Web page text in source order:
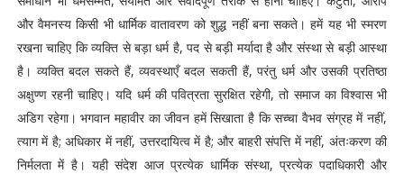
और वैमनस्य किसी भी धार्मिक वातावरण को शुद्ध नहीं बना सकते। हमें यह भी स्मरण
रखना चाहिए कि व्यक्ति से बड़ा धर्म है, पद से बड़ी मर्यादा है और संस्था से बड़ी आस्था
है। व्यक्ति बदल सकते हैं, व्यवस्थाएँ बदल सकती हैं, परंतु धर्म और उसकी प्रतिष्ठा
अक्षुण्ण रहनी चाहिए। यदि धर्म की पवित्रता सुरक्षित रहेगी, तो समाज का विश्वास भी
अडिग रहेगा। भगवान महावीर का जीवन हमें सिखाता है कि सच्चा वैभव संग्रह में नहीं,
त्याग में है; अधिकार में नहीं, उत्तरदायित्व में है; और बाहरी संपत्ति में नहीं, अंतःकरण की
निर्मलता में है। यही संदेश आज प्रत्येक धार्मिक संस्था, प्रत्येक पदाधिकारी और